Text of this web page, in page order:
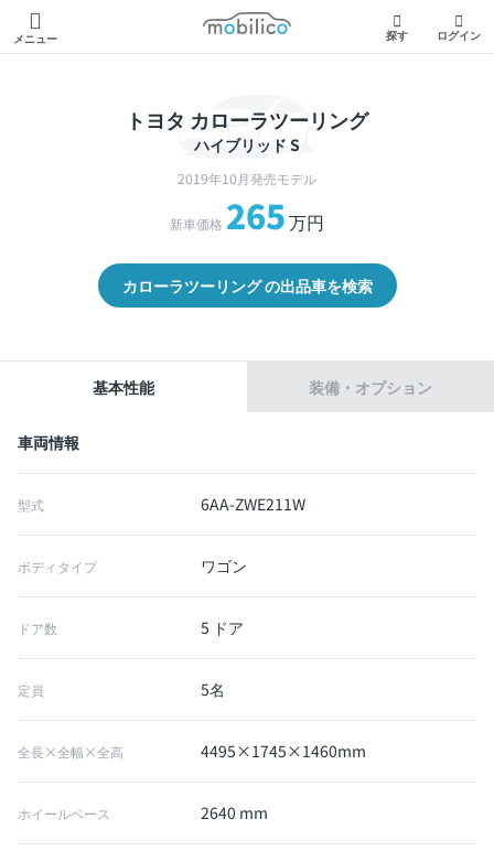
メニュー
モビリコ
探す ログイン
トヨタ カローラツーリング
ハイブリッド S
2019年10月発売モデル
新車価格 265万円
カローラツーリング の出品車を検索
基本性能 装備・オプション
車両情報
型式 6AA-ZWE211W
ボディタイプ ワゴン
ドア数 5 ドア
定員 5名
全長×全幅×全高 4495×1745×1460mm
ホイールベース 2640 mm